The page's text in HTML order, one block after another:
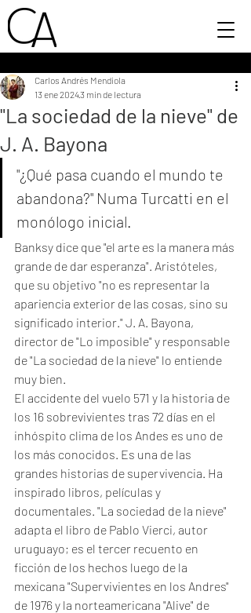
"La sociedad de la nieve" de
J. A. Bayona
Carlos Andrés Mendiola
13 ene 20243 min de lectura
"¿Qué pasa cuando el mundo te
abandona?" Numa Turcatti en el
monólogo inicial.
Banksy dice que "el arte es la manera más
grande de dar esperanza". Aristóteles,
que su objetivo "no es representar la
apariencia exterior de las cosas, sino su
significado interior." J. A. Bayona,
director de "Lo imposible" y responsable
de "La sociedad de la nieve" lo entiende
muy bien.
El accidente del vuelo 571 y la historia de
los 16 sobrevivientes tras 72 días en el
inhóspito clima de los Andes es uno de
los más conocidos. Es una de las
grandes historias de supervivencia. Ha
inspirado libros, películas y
documentales. "La sociedad de la nieve"
adapta el libro de Pablo Vierci, autor
uruguayo; es el tercer recuento en
ficción de los hechos luego de la
mexicana "Supervivientes en los Andres"
de 1976 y la norteamericana "Alive" de